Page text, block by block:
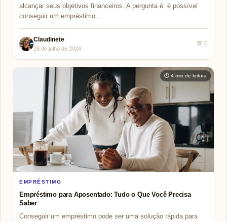
alcançar seus objetivos financeiros. A pergunta é: é possível
conseguir um empréstimo…
Claudinete
28 de julho de 2024
💬 0
⏱ 4 min de leitura
EMPRÉSTIMO
Empréstimo para Aposentado: Tudo o Que Você Precisa
Saber
Conseguir um empréstimo pode ser uma solução rápida para